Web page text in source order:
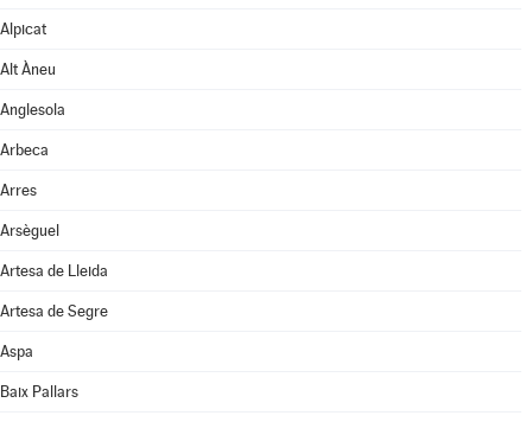
Alpicat
Alt Àneu
Anglesola
Arbeca
Arres
Arsèguel
Artesa de Lleida
Artesa de Segre
Aspa
Baix Pallars